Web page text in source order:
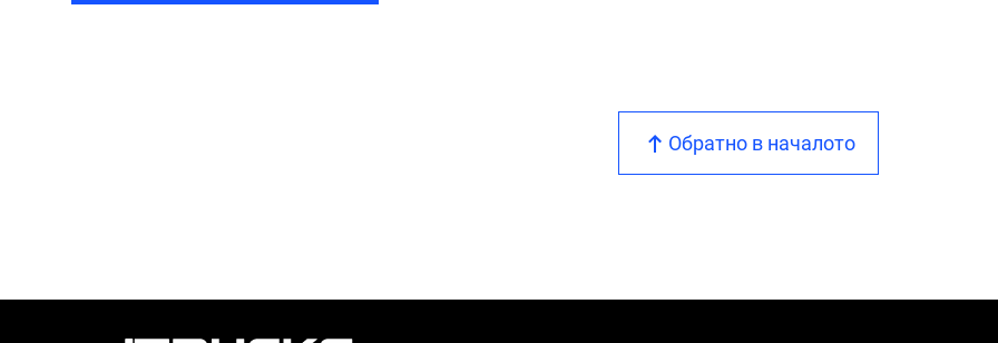
Обратно в началото